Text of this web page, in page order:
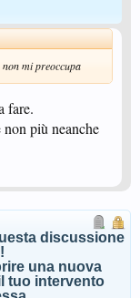
mi preoccupa
fare.
non più neanche
discussione
una nuova
tuo intervento